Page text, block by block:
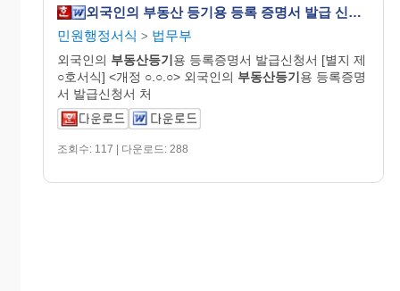
외국인의 부동산 등기용 등록 증명서 발급 신청서
민원행정서식 > 법무부
외국인의 부동산등기용 등록증명서 발급신청서 [별지 제
○호서식] <개정 ○.○.○> 외국인의 부동산등기용 등록증명
서 발급신청서 처
조회수: 117 | 다운로드: 288